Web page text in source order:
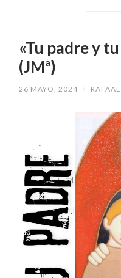
«Tu padre y
(JMª)
26 MAYO, 2024 / RAFAAL